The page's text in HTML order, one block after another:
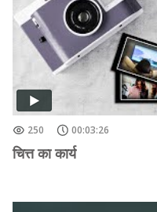
250 00:03:26
चित्त का कार्य